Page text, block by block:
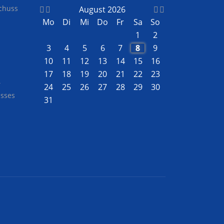
August 2026
Mo
Di Mi Do Fr Sa
So
1
2
3
4 5 6 7 8
9
10
11 12 13 14 15
16
17
18 19 20 21 22
23
24
25 26 27 28 29
30
31